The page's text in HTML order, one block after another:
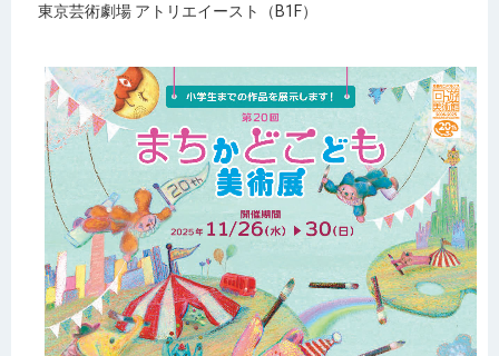
東京芸術劇場 アトリエイースト（B1F）